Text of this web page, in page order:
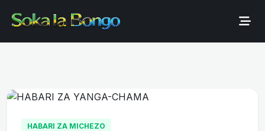
HABARI ZA MICHEZO